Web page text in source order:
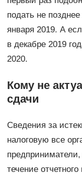
подать не
января 2019. А
в декабре 2019
2020.
Кому не
сдачи
Сведения за
налоговую все
течение